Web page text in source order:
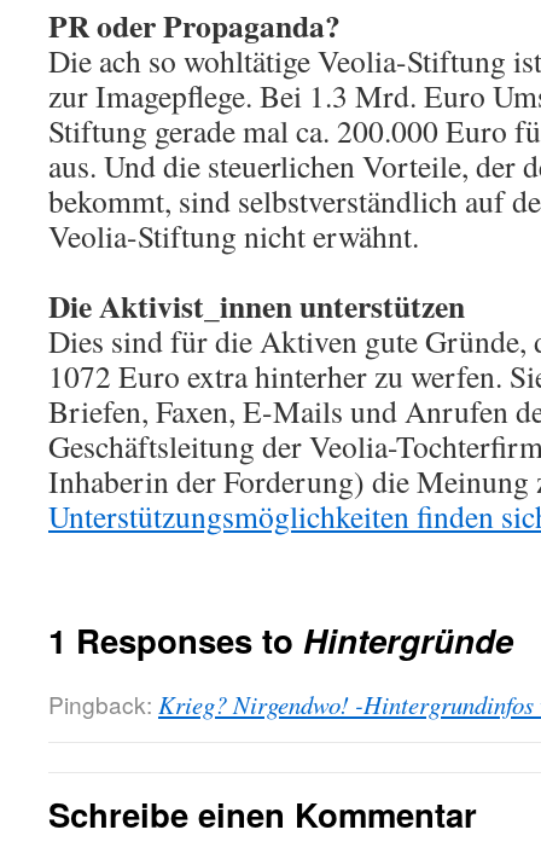
PR oder Propaganda?
Die ach so wohltätige Veolia-Stiftung
zur Imagepflege. Bei 1.3 Mrd. Euro
Stiftung gerade mal ca. 200.000 Euro
aus. Und die steuerlichen Vorteile, der
bekommt, sind selbstverständlich auf
Veolia-Stiftung nicht erwähnt.
Die Aktivist_innen unterstützen
Dies sind für die Aktiven gute Gründe,
1072 Euro extra hinterher zu werfen.
Briefen, Faxen, E-Mails und Anrufen
Geschäftsleitung der Veolia-
Inhaberin der Forderung) die Meinung
Unterstützungsmöglichkeiten finden
1 Responses to Hintergründe
Pingback: Krieg? Nirgendwo! -Hintergrundinfos
Schreibe einen Kommentar